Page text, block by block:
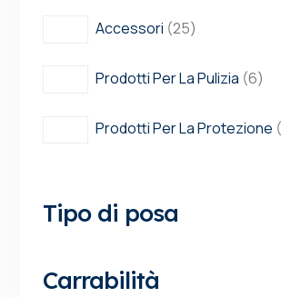
Accessori 25
Prodotti Per La Pulizia 6
Prodotti Per La Protezione
Tipo di posa
Carrabilità